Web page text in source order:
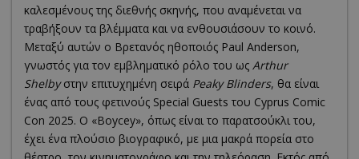
καλεσμένους της διεθνής σκηνής, που αναμένεται να
τραβήξουν τα βλέμματα και να ενθουσιάσουν το κοινό.
Μεταξύ αυτών ο Βρετανός ηθοποιός Paul Anderson,
γνωστός για τον εμβληματικό ρόλο του ως Arthur
Shelbyστην επιτυχημένη σειρά Peaky Blinders, θα είναι
ένας από τους φετινούς Special Guests του Cyprus Comic
Con 2025. Ο «Boycey», όπως είναι το παρατσούκλι του,
έχει ένα πλούσιο βιογραφικό, με μια μακρά πορεία στο